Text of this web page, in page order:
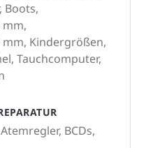
Boots,
mm,
Kindergrößen,
Tauchcomputer,
BCDs,